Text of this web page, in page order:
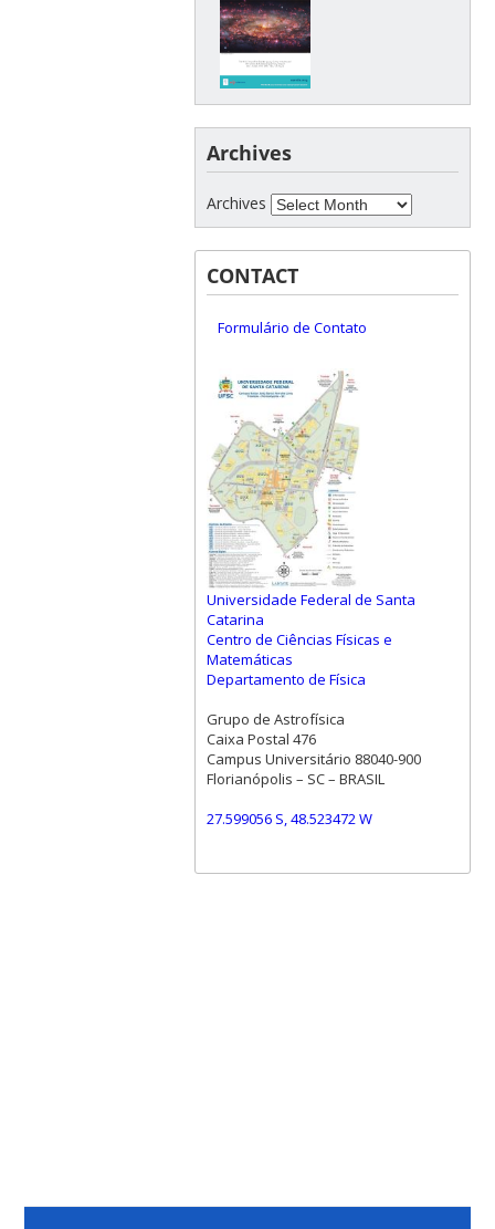
Archives
Archives
CONTACT
Formulário de Contato
Universidade Federal de Santa
Catarina
Centro de Ciências Físicas e
Matemáticas
Departamento de Física
Grupo de Astrofísica
Caixa Postal 476
Campus Universitário 88040-900
Florianópolis – SC – BRASIL
27.599056 S, 48.523472 W